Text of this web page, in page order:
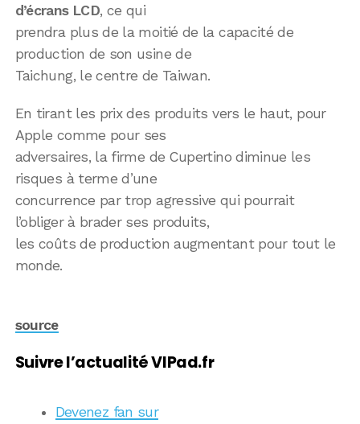
d’écrans LCD, ce qui
prendra plus de la moitié de la capacité de
production de son usine de
Taichung, le centre de Taiwan.
En tirant les prix des produits vers le haut, pour
Apple comme pour ses
adversaires, la firme de Cupertino diminue les
risques à terme d’une
concurrence par trop agressive qui pourrait
l’obliger à brader ses produits,
les coûts de production augmentant pour tout le
monde.
source
Suivre l’actualité VIPad.fr
Devenez fan sur